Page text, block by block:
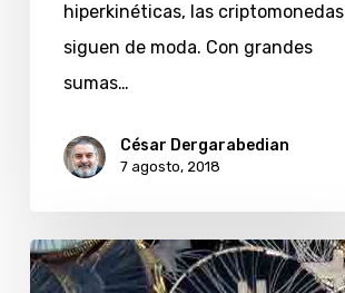
hiperkinéticas, las criptomonedas
siguen de moda. Con grandes
sumas…
César Dergarabedian
7 agosto, 2018
Iniciativas